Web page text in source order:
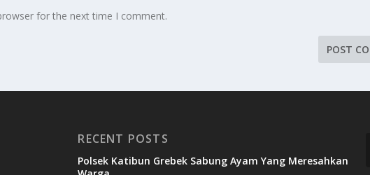
for the next time I comment.
RECENT POSTS
Polsek Katibun Grebek Sabung Ayam Yang Meresahkan